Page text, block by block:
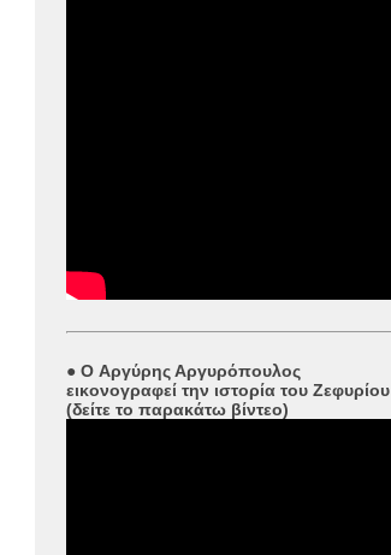
● O Αργύρης Αργυρόπουλος
εικονογραφεί την ιστορία του Ζεφυρίου
(δείτε το παρακάτω βίντεο)